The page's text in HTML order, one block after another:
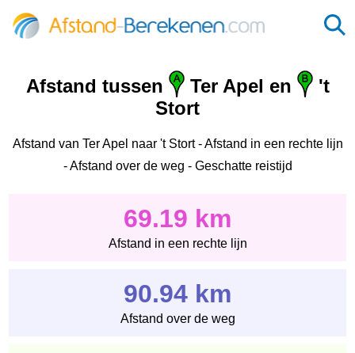
Afstand tussen Ter Apel en
't
Stort
Afstand van Ter Apel naar 't Stort - Afstand in een rechte lijn
- Afstand over de weg - Geschatte reistijd
69.19 km
Afstand in een rechte lijn
90.94 km
Afstand over de weg